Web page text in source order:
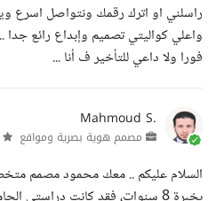
راسلني او اترك رقمك ونتواصل اسرع
واعلي كواليتي تصميم وإبداع رائع
فورا ولا داعي للتأخير ف أنا ...
Mahmoud S.
مصمم هوية بصرية ومواقع
السلام عليكم .. معك محمود مصمم